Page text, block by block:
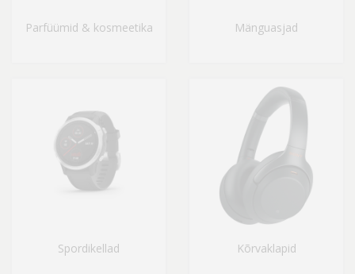
Parfüümid & kosmeetika Mänguasjad
Spordikellad Kõrvaklapid